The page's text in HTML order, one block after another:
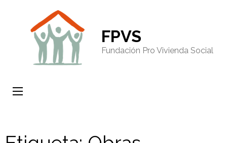
FPVS
Fundación Pro Vivienda Social